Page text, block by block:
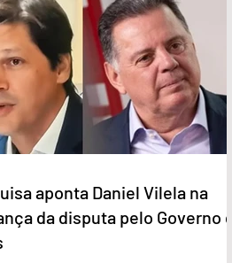
Jornalista Carlos
pela
da Imprensa
aponta Daniel Vilela na
da disputa pelo Governo